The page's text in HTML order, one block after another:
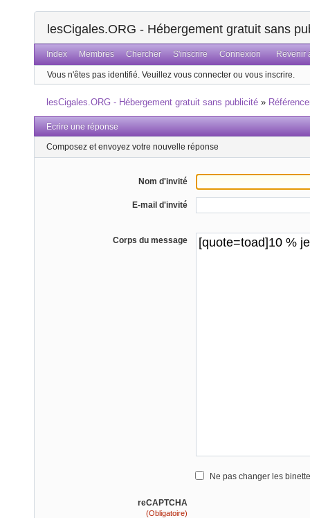
lesCigales.ORG - Hébergement gratuit sans
Index Membres Chercher S'inscrire Connexion Revenir
Vous n'êtes pas identifié. Veuillez vous connecter ou vous inscrire.
lesCigales.ORG - Hébergement gratuit sans publicité »
Ecrire une réponse
Composez et envoyez votre nouvelle réponse
Nom d'invité
E-mail d'invité
Corps du message
Ne pas changer les
reCAPTCHA
(Obligatoire)